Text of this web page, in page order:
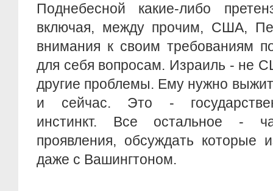
Поднебесной какие-либо
включая, между прочим, США,
внимания к своим требованиям
для себя вопросам. Израиль - не
другие проблемы. Ему нужно
и сейчас. Это -
инстинкт. Все остальное -
проявления, обсуждать которые
даже с Вашингтоном.